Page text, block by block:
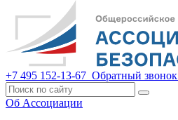
+7 495 152-13-67 Обратный звонок
Об Ассоциации